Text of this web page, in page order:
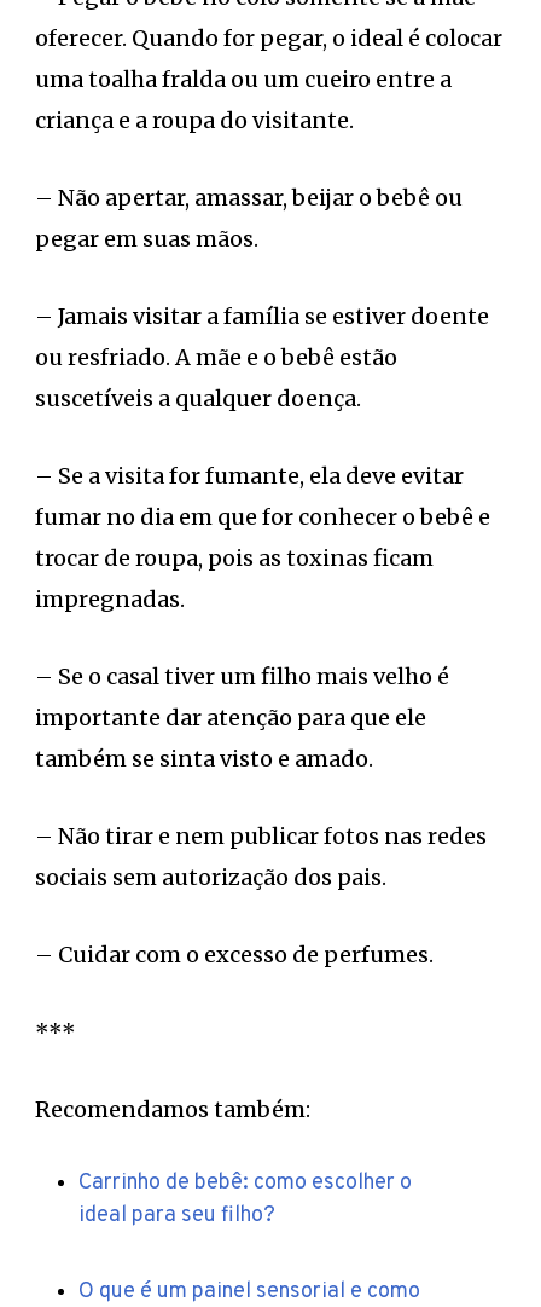
oferecer. Quando for pegar, o ideal é colocar
uma toalha fralda ou um cueiro entre a
criança e a roupa do visitante.
– Não apertar, amassar, beijar o bebê ou
pegar em suas mãos.
– Jamais visitar a família se estiver doente
ou resfriado. A mãe e o bebê estão
suscetíveis a qualquer doença.
– Se a visita for fumante, ela deve evitar
fumar no dia em que for conhecer o bebê e
trocar de roupa, pois as toxinas ficam
impregnadas.
– Se o casal tiver um filho mais velho é
importante dar atenção para que ele
também se sinta visto e amado.
– Não tirar e nem publicar fotos nas redes
sociais sem autorização dos pais.
– Cuidar com o excesso de perfumes.
***
Recomendamos também:
Carrinho de bebê: como escolher o
ideal para seu filho?
O que é um painel sensorial e como